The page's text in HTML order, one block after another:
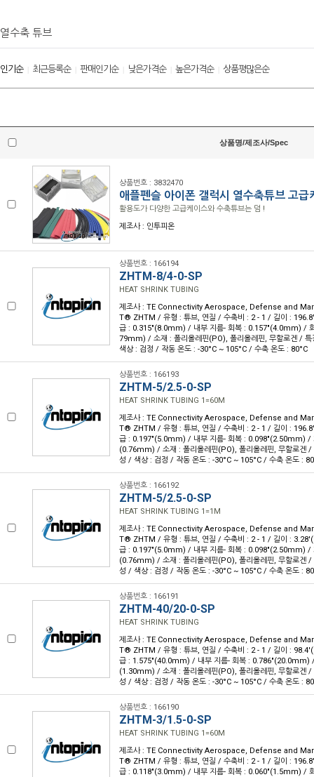
열수축 튜브
인기순| 최근등록순| 판매인기순| 낮은가격순| 높은가격순| 상품평많은순
상품명/제조사/Spec
상품번호 : 3832470
애플펜슬 아이폰 갤럭시 열수축튜브 고급
활용도가 다양한 고급케이스와 수축튜브는 덤 !
제조사 : 인투피온
상품번호 : 166194
ZHTM-8/4-0-SP
HEAT SHRINK TUBING
제조사 : TE Connectivity Aerospace, Defense and
T® ZHTM / 유형 : 튜브, 연질 / 수축비 : 2 - 1 / 길이 :
급 : 0.315"(8.0mm) / 내부 지름- 회복 : 0.157"(4.0mm) /
79mm) / 소재 : 폴리올레핀(PO), 폴리올레핀, 무할로겐 / 특
색상 : 검정 / 작동 온도 : -30°C ~ 105°C / 수축 온도 : 80°C
상품번호 : 166193
ZHTM-5/2.5-0-SP
HEAT SHRINK TUBING 1=60M
제조사 : TE Connectivity Aerospace, Defense and
T® ZHTM / 유형 : 튜브, 연질 / 수축비 : 2 - 1 / 길이 :
급 : 0.197"(5.0mm) / 내부 지름- 회복 : 0.098"(2.50mm) /
(0.76mm) / 소재 : 폴리올레핀(PO), 폴리올레핀, 무할로겐 /
성 / 색상 : 검정 / 작동 온도 : -30°C ~ 105°C / 수축 온도 :
상품번호 : 166192
ZHTM-5/2.5-0-SP
HEAT SHRINK TUBING 1=1M
제조사 : TE Connectivity Aerospace, Defense and
T® ZHTM / 유형 : 튜브, 연질 / 수축비 : 2 - 1 / 길이 :
급 : 0.197"(5.0mm) / 내부 지름- 회복 : 0.098"(2.50mm) /
(0.76mm) / 소재 : 폴리올레핀(PO), 폴리올레핀, 무할로겐 /
성 / 색상 : 검정 / 작동 온도 : -30°C ~ 105°C / 수축 온도 :
상품번호 : 166191
ZHTM-40/20-0-SP
HEAT SHRINK TUBING
제조사 : TE Connectivity Aerospace, Defense and
T® ZHTM / 유형 : 튜브, 연질 / 수축비 : 2 - 1 / 길이 :
급 : 1.575"(40.0mm) / 내부 지름- 회복 : 0.786"(20.0mm)
(1.30mm) / 소재 : 폴리올레핀(PO), 폴리올레핀, 무할로겐 /
성 / 색상 : 검정 / 작동 온도 : -30°C ~ 105°C / 수축 온도 :
상품번호 : 166190
ZHTM-3/1.5-0-SP
HEAT SHRINK TUBING 1=60M
제조사 : TE Connectivity Aerospace, Defense and
T® ZHTM / 유형 : 튜브, 연질 / 수축비 : 2 - 1 / 길이 :
급 : 0.118"(3.0mm) / 내부 지름- 회복 : 0.060"(1.5mm) /